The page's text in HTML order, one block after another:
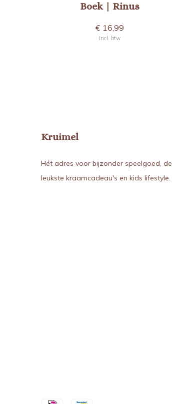
Boek | Rinus
€ 16,99
Incl. btw
Kruimel
Hét adres voor bijzonder speelgoed, de
leukste kraamcadeau's en kids lifestyle.